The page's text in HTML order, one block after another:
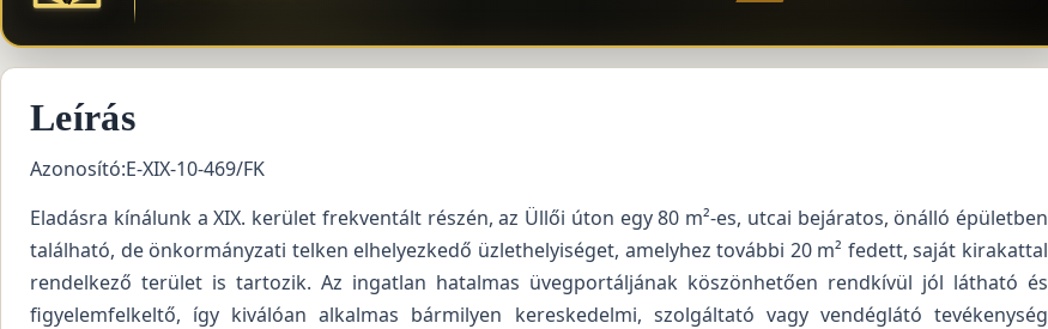
Leírás
Azonosító:E-XIX-10-469/FK
Eladásra kínálunk a XIX. kerület frekventált részén, az Üllői úton egy 80 m²-es, utcai bejáratos, önálló épületben
található, de önkormányzati telken elhelyezkedő üzlethelyiséget, amelyhez további 20 m² fedett, saját kirakattal
rendelkező terület is tartozik. Az ingatlan hatalmas üvegportáljának köszönhetően rendkívül jól látható és
figyelemfelkeltő, így kiválóan alkalmas bármilyen kereskedelmi, szolgáltató vagy vendéglátó tevékenység